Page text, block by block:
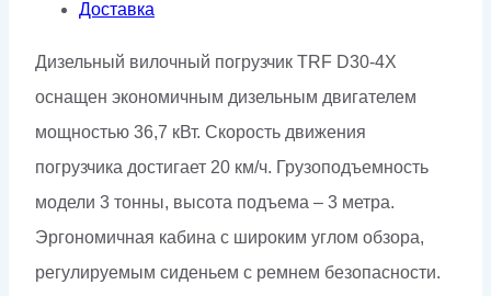
Доставка
Дизельный вилочный погрузчик TRF D30-4X
оснащен экономичным дизельным двигателем
мощностью 36,7 кВт. Скорость движения
погрузчика достигает 20 км/ч. Грузоподъемность
модели 3 тонны, высота подъема – 3 метра.
Эргономичная кабина с широким углом обзора,
регулируемым сиденьем с ремнем безопасности.